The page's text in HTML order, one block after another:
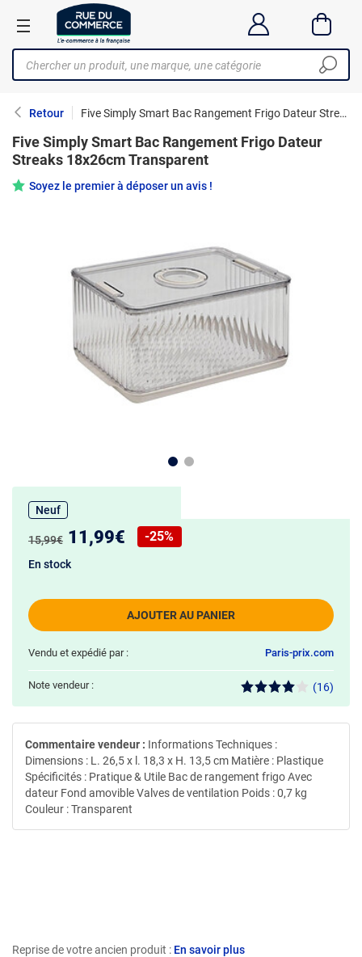
Retour Five Simply Smart Bac Rangement Frigo Dateur Streaks 18x26cm Transparent
Reprise de votre ancien produit : En savoir plus
Five Simply Smart Bac Rangement Frigo Dateur
Streaks 18x26cm Transparent
Soyez le premier à déposer un avis !
Neuf
Ancien prix :
15,99€ Nouveau prix :
11,99€
Réduction de :
-25%
AJOUTER AU PANIER
En stock
Vendu et expédié par : Paris-prix.com
Note vendeur : (16)
Commentaire vendeur : Informations Techniques :
Dimensions : L. 26,5 x l. 18,3 x H. 13,5 cm Matière : Plastique
Spécificités : Pratique & Utile Bac de rangement frigo Avec
dateur Fond amovible Valves de ventilation Poids : 0,7 kg
Couleur : Transparent